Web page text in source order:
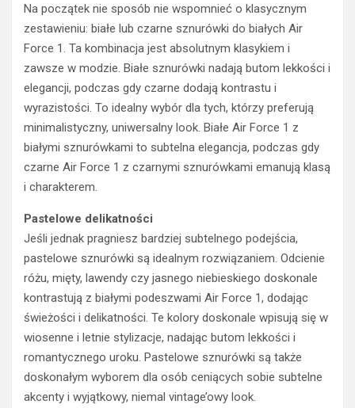
Na początek nie sposób nie wspomnieć o klasycznym
zestawieniu: białe lub czarne sznurówki do białych Air
Force 1. Ta kombinacja jest absolutnym klasykiem i
zawsze w modzie. Białe sznurówki nadają butom lekkości i
elegancji, podczas gdy czarne dodają kontrastu i
wyrazistości. To idealny wybór dla tych, którzy preferują
minimalistyczny, uniwersalny look. Białe Air Force 1 z
białymi sznurówkami to subtelna elegancja, podczas gdy
czarne Air Force 1 z czarnymi sznurówkami emanują klasą
i charakterem.
Pastelowe delikatności
Jeśli jednak pragniesz bardziej subtelnego podejścia,
pastelowe sznurówki są idealnym rozwiązaniem. Odcienie
różu, mięty, lawendy czy jasnego niebieskiego doskonale
kontrastują z białymi podeszwami Air Force 1, dodając
świeżości i delikatności. Te kolory doskonale wpisują się w
wiosenne i letnie stylizacje, nadając butom lekkości i
romantycznego uroku. Pastelowe sznurówki są także
doskonałym wyborem dla osób ceniących sobie subtelne
akcenty i wyjątkowy, niemal vintage’owy look.